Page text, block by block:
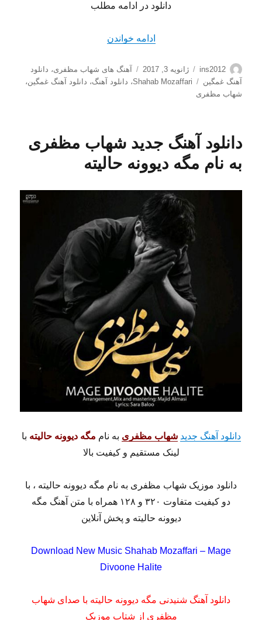
دانلود در ادامه مطلب
ادامه خواندن
نویسنده
ins2012
ارسال
شده
ژانویه 3, 2017 دسته‌ها
آهنگ های شهاب مظفری، دانلود
آهنگ غمگین
برچسب‌ها
Shahab Mozaffari، دانلود آهنگ، دانلود آهنگ غمگین،
شهاب مظفری
دانلود آهنگ جدید شهاب مظفری
به نام مگه دیوونه حالیته
دانلود آهنگ جدید شهاب مظفری به نام مگه دیوونه حالیته با
لینک مستقیم و کیفیت بالا
دانلود موزیک شهاب مظفری به نام مگه دیوونه حالیته ، با
دو کیفیت متفاوت ۳۲۰ و ۱۲۸ همراه با متن آهنگ مگه
دیوونه حالیته و پخش آنلاین
Download New Music Shahab Mozaffari – Mage
Divoone Halite
دانلود آهنگ شنیدنی مگه دیوونه حالیته با صدای شهاب
مظفری از شتاب موزیک